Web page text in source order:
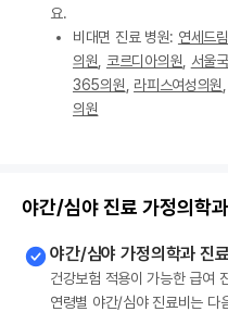
요.
비대면 진료 병원: 연세드
의원
코르디아의원 서울
365의원
라피스여성의원
의원
야간/심야 진료 가정의학
야간/심야 가정의학과 진
건강보험 적용이 가능한 급여
연령별 야간/심야 진료비는 다